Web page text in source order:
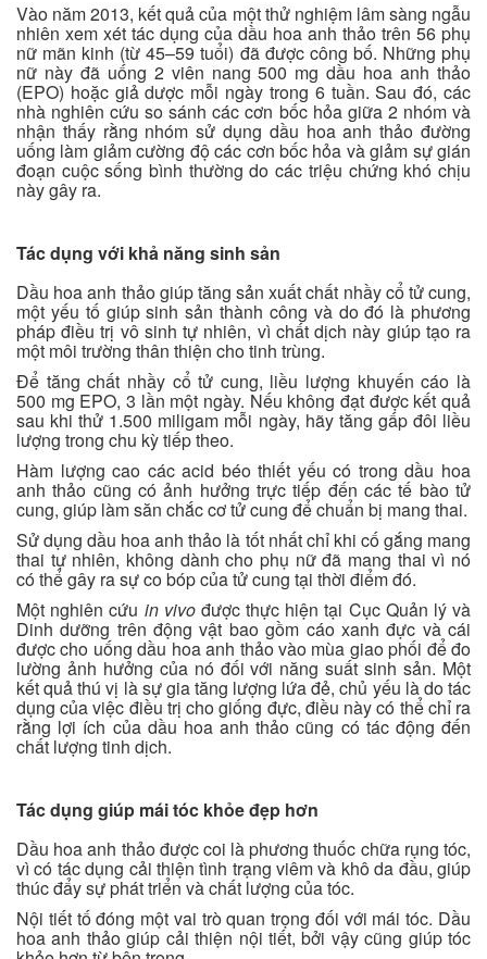
Vào năm 2013, kết quả của một thử nghiệm lâm sàng ngẫu
nhiên xem xét tác dụng của dầu hoa anh thảo trên 56 phụ
nữ mãn kinh (từ 45–59 tuổi) đã được công bố. Những phụ
nữ này đã uống 2 viên nang 500 mg dầu hoa anh thảo
(EPO) hoặc giả dược mỗi ngày trong 6 tuần. Sau đó, các
nhà nghiên cứu so sánh các cơn bốc hỏa giữa 2 nhóm và
nhận thấy rằng nhóm sử dụng dầu hoa anh thảo đường
uống làm giảm cường độ các cơn bốc hỏa và giảm sự gián
đoạn cuộc sống bình thường do các triệu chứng khó chịu
này gây ra.
Tác dụng với khả năng sinh sản
Dầu hoa anh thảo giúp tăng sản xuất chất nhầy cổ tử cung,
một yếu tố giúp sinh sản thành công và do đó là phương
pháp điều trị vô sinh tự nhiên, vì chất dịch này giúp tạo ra
một môi trường thân thiện cho tinh trùng.
Để tăng chất nhầy cổ tử cung, liều lượng khuyến cáo là
500 mg EPO, 3 lần một ngày. Nếu không đạt được kết quả
sau khi thử 1.500 miligam mỗi ngày, hãy tăng gấp đôi liều
lượng trong chu kỳ tiếp theo.
Hàm lượng cao các acid béo thiết yếu có trong dầu hoa
anh thảo cũng có ảnh hưởng trực tiếp đến các tế bào tử
cung, giúp làm săn chắc cơ tử cung để chuẩn bị mang thai.
Sử dụng dầu hoa anh thảo là tốt nhất chỉ khi cố gắng mang
thai tự nhiên, không dành cho phụ nữ đã mang thai vì nó
có thể gây ra sự co bóp của tử cung tại thời điểm đó.
Một nghiên cứu in vivođược thực hiện tại Cục Quản lý và
Dinh dưỡng trên động vật bao gồm cáo xanh đực và cái
được cho uống dầu hoa anh thảo vào mùa giao phối để đo
lường ảnh hưởng của nó đối với năng suất sinh sản. Một
kết quả thú vị là sự gia tăng lượng lứa đẻ, chủ yếu là do tác
dụng của việc điều trị cho giống đực, điều này có thể chỉ ra
rằng lợi ích của dầu hoa anh thảo cũng có tác động đến
chất lượng tinh dịch.
Tác dụng giúp mái tóc khỏe đẹp hơn
Dầu hoa anh thảo được coi là phương thuốc chữa rụng tóc,
vì có tác dụng cải thiện tình trạng viêm và khô da đầu, giúp
thúc đẩy sự phát triển và chất lượng của tóc.
Nội tiết tố đóng một vai trò quan trọng đối với mái tóc. Dầu
hoa anh thảo giúp cải thiện nội tiết, bởi vậy cũng giúp tóc